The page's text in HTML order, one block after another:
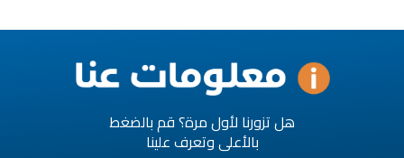
هل تزورنا لأول مرة؟ قم بالضغط
بالأعلى وتعرف علينا